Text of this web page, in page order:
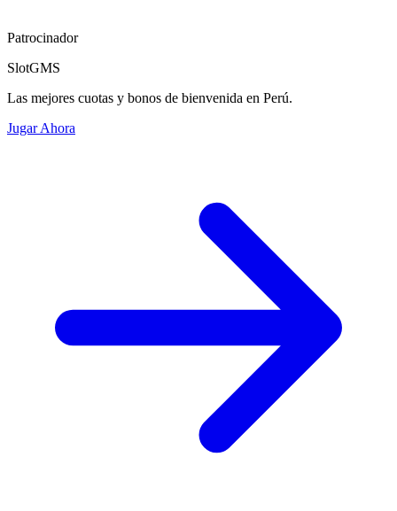
Patrocinador
SlotGMS
Las mejores cuotas y bonos de bienvenida en Perú.
Jugar Ahora